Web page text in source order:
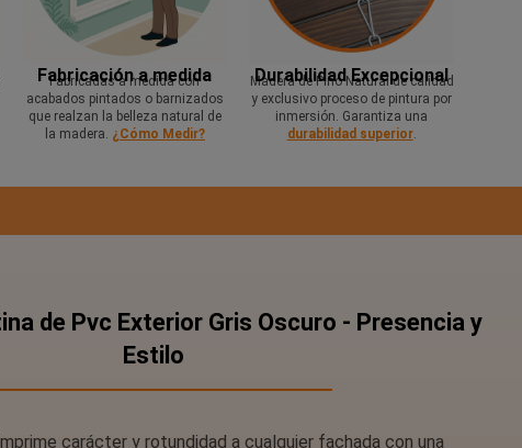
Fabricación a medida
Fabricadas a medida con
acabados pintados o barnizados
que realzan la belleza natural de
la madera. ¿Cómo Medir?
Durabilidad Excepcional
Madera de Pino Natural de calidad
y exclusivo proceso de pintura por
inmersión. Garantiza una
durabilidad superior.
de Pvc Exterior Gris Oscuro - Presencia y
Estilo
carácter y rotundidad a cualquier fachada con una